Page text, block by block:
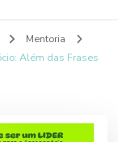
Mentoria
Além das Frases